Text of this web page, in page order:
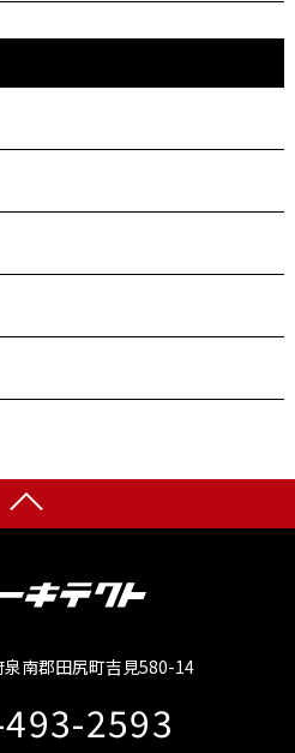
南郡田尻町吉見580-14
2593